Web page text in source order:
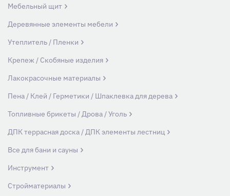
Мебельный щит
Деревянные элементы мебели
Утеплитель / Пленки
Крепеж / Скобяные изделия
Лакокрасочные материалы
Пена / Клей / Герметики / Шпаклевка для дерева
Топливные брикеты / Дрова / Уголь
ДПК террасная доска / ДПК элементы лестниц
Все для бани и сауны
Инструмент
Стройматериалы